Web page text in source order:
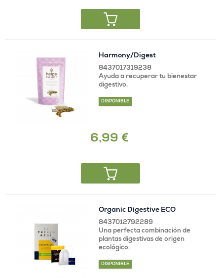
Harmony/Digest
8437017319238
Ayuda a recuperar tu bienestar
digestivo.
DISPONIBLE
6,99 €
Organic Digestive ECO
8437012792289
Una perfecta combinación de
plantas digestivas de origen
ecológico.
DISPONIBLE